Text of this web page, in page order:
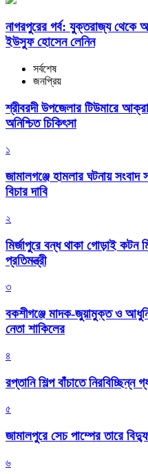
নাগরপুরের গর্ব: যুক্তরাজ্য থেকে
ইউসুফ হোসেন লেনিন
সর্বশেষ
জনপ্রিয়
শ্রীবরদী উপজেলার টিউমারে
অনিশ্চিত চিকিৎসা
১
জামালগঞ্জে হামলার ঘটনায়
বিচার দাবি
২
মির্জাপুরে বন্ধ থাকা গোড়াই কটন
প্রতিমন্ত্রী
৩
বকশীগঞ্জে মাদক-জুয়ামুক্ত ও
নেতা শাকিলের
৪
রপ্তানি শিল্প বাঁচাতে নিরবিচ্ছিন্ন
৫
জামালপুরে সেচ পাম্পের তারে
৬